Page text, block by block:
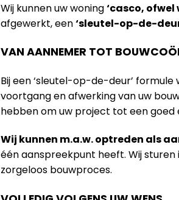
Wij kunnen uw woning‘casco,
afgewerkt, een‘sleutel-op-de-
VAN AANNEMER TOT
Bij een ‘sleutel-op-de-deur’
voortgang en afwerking van uw
hebben om uw project tot een goed
Wij kunnen m.a.w. optreden als
één aanspreekpunt heeft. Wij
zorgeloos bouwproces.